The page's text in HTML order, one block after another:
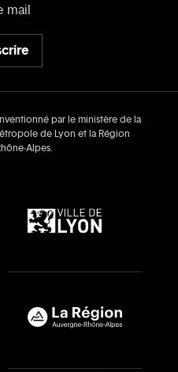
mail
par le ministère de la
de Lyon et la Région